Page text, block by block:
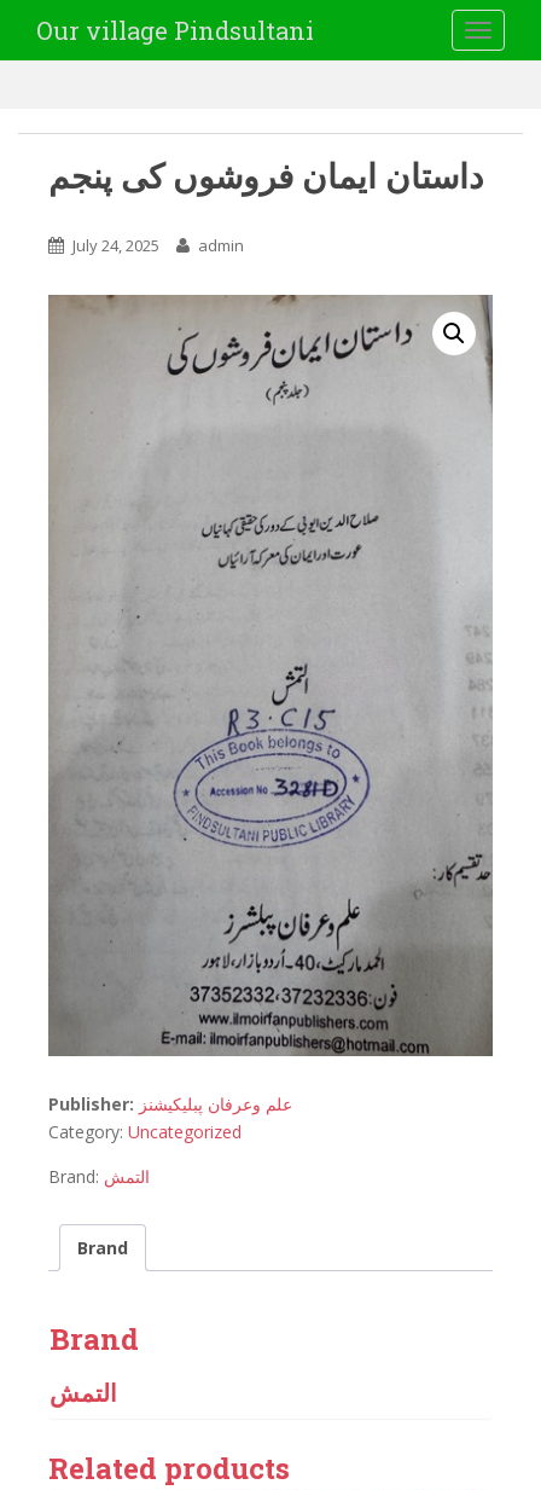
Our village Pindsultani
داستان ایمان فروشوں کی پنجم
July 24, 2025 admin
Publisher: علم وعرفان پبلیکیشنز
Category: Uncategorized
Brand: التمش
Brand
Brand
التمش
Related products